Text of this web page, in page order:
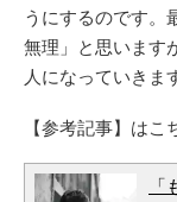
うにするのです。
無理」と思います
人になっていきま
【参考記事】は